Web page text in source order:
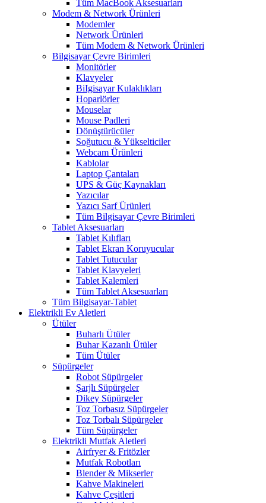
Tüm MacBook Aksesuarları
Modem & Network Ürünleri
Modemler
Network Ürünleri
Tüm Modem & Network Ürünleri
Bilgisayar Çevre Birimleri
Monitörler
Klavyeler
BiIgisayar Kulaklıkları
Hoparlörler
Mouselar
Mouse Padleri
Dönüştürücüler
Soğutucu & Yükselticiler
Webcam Ürünleri
Kablolar
Laptop Çantaları
UPS & Güç Kaynakları
Yazıcılar
Yazıcı Sarf Ürünleri
Tüm Bilgisayar Çevre Birimleri
Tablet Aksesuarları
Tablet Kılıfları
Tablet Ekran Koruyucular
Tablet Tutucular
Tablet Klavyeleri
Tablet Kalemleri
Tüm Tablet Aksesuarları
Tüm Bilgisayar-Tablet
Elektrikli Ev Aletleri
Ütüler
Buharlı Ütüler
Buhar Kazanlı Ütüler
Tüm Ütüler
Süpürgeler
Robot Süpürgeler
Şarjlı Süpürgeler
Dikey Süpürgeler
Toz Torbasız Süpürgeler
Toz Torbalı Süpürgeler
Tüm Süpürgeler
Elektrikli Mutfak Aletleri
Airfryer & Fritözler
Mutfak Robotları
Blender & Mikserler
Kahve Makineleri
Kahve Çeşitleri